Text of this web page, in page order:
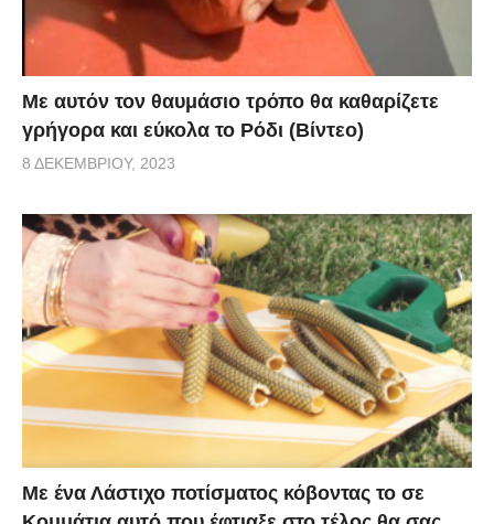
Με αυτόν τον θαυμάσιο τρόπο θα καθαρίζετε
γρήγορα και εύκολα το Ρόδι (Βίντεο)
8 ΔΕΚΕΜΒΡΊΟΥ, 2023
Με ένα Λάστιχο ποτίσματος κόβοντας το σε